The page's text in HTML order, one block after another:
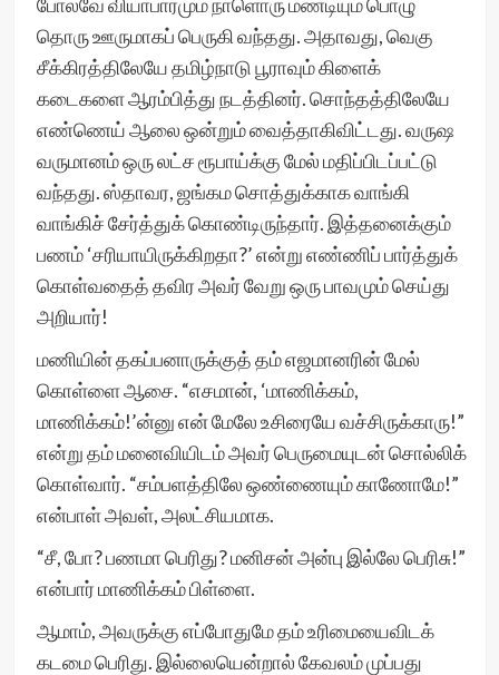
தொரு ஊருமாகப் பெருகி வந்தது. அதாவது, வெகு
சீக்கிரத்திலேயே தமிழ்நாடு பூராவும் கிளைக்
கடைகளை ஆரம்பித்து நடத்தினர். சொந்தத்திலேயே
எண்ணெய் ஆலை ஒன்றும் வைத்தாகிவிட்டது. வருஷ
வருமானம் ஒரு லட்ச ரூபாய்க்கு மேல் மதிப்பிடப்பட்டு
வந்தது. ஸ்தாவர, ஜங்கம சொத்துக்காக வாங்கி
வாங்கிச் சேர்த்துக் கொண்டிருந்தார். இத்தனைக்கும்
பணம் ‘சரியாயிருக்கிறதா?’ என்று எண்ணிப் பார்த்துக்
கொள்வதைத் தவிர அவர் வேறு ஒரு பாவமும் செய்து
அறியார்!
மணியின் தகப்பனாருக்குத் தம் எஜமானரின் மேல்
கொள்ளை ஆசை. “எசமான், ‘மாணிக்கம்,
மாணிக்கம்!’ன்னு என் மேலே உசிரையே வச்சிருக்காரு!”
என்று தம் மனைவியிடம் அவர் பெருமையுடன் சொல்லிக்
கொள்வார். “சம்பளத்திலே ஒண்ணையும் காணோமே!”
என்பாள் அவள், அலட்சியமாக.
“சீ, போ? பணமா பெரிது? மனிசன் அன்பு இல்லே பெரிசு!”
என்பார் மாணிக்கம் பிள்ளை.
ஆமாம், அவருக்கு எப்போதுமே தம் உரிமையைவிடக்
கடமை பெரிது. இல்லையென்றால் கேவலம் முப்பது